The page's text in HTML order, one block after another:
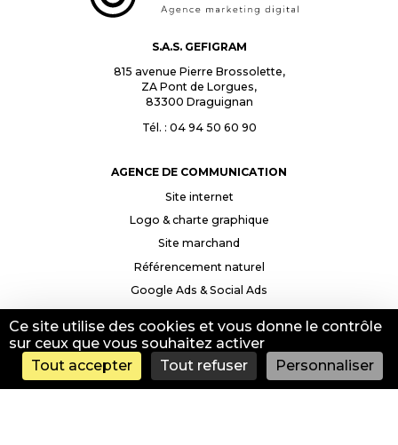
S.A.S. GEFIGRAM
815 avenue Pierre Brossolette,
ZA Pont de Lorgues,
83300 Draguignan
Tél. : 04 94 50 60 90
AGENCE DE COMMUNICATION
Site internet
Logo & charte graphique
Site marchand
Référencement naturel
Google Ads & Social Ads
INFORMATIONS
Mentions légales
Ce site utilise des cookies et vous donne le contrôle
sur ceux que vous souhaitez activer
Tout accepter
Tout refuser Personnaliser